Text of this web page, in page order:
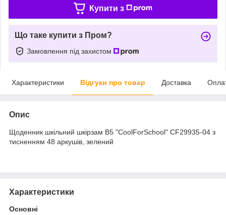
Купити з
Що таке купити з Пром?
Замовлення під захистом
Характеристики Відгуки про товар Доставка
Опис
Щоденник шкільний шкірзам B5 "CoolForSchool" CF29935-04 з
тисненням 48 аркушів, зелений
Характеристики
Основні